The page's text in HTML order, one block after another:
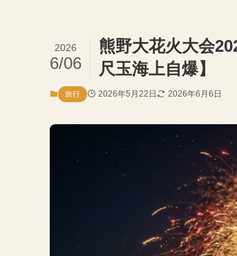
熊野大花火大会
尺玉海上自爆】
2026
6/06
旅行 2026年5月22日 2026年6月6日